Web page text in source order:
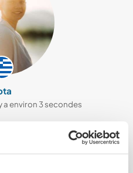
a environ 3 secondes